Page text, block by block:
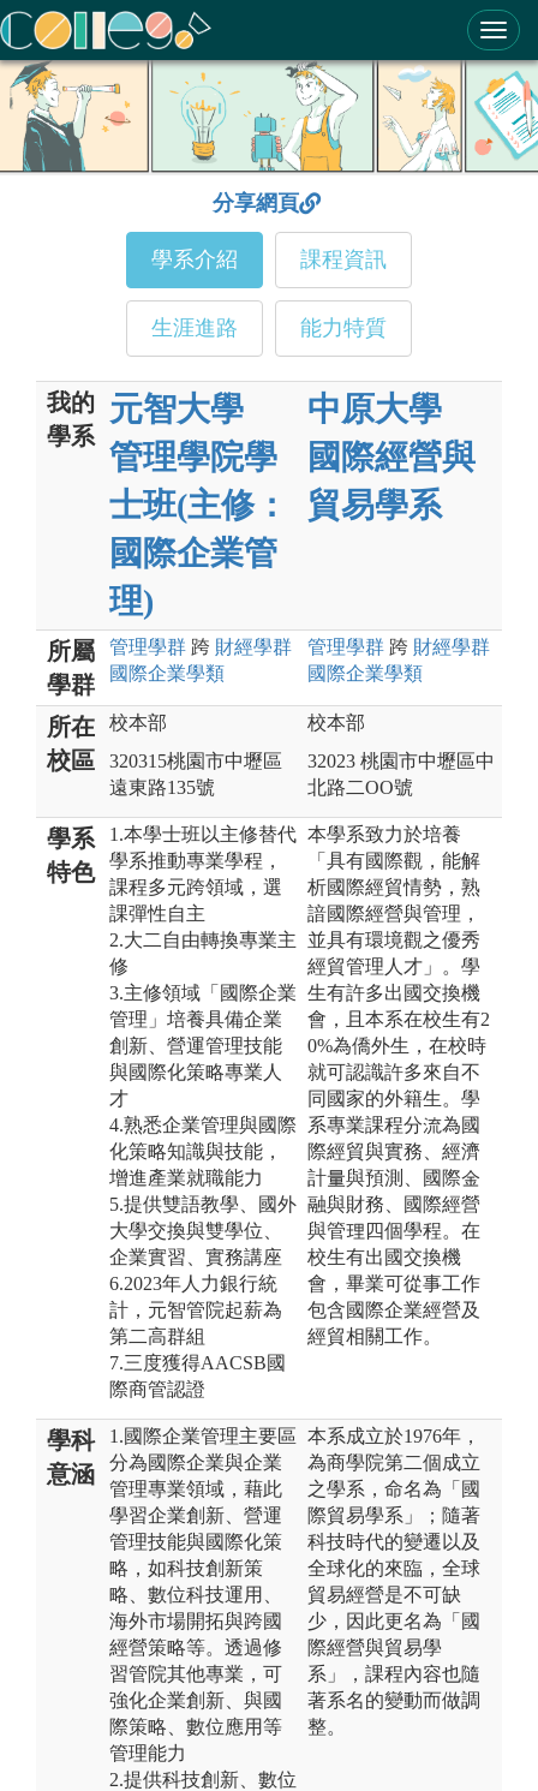
ColleGo! 大學選才與高中育才輔助系統
分享網頁
學系介紹 課程資訊
生涯進路 能力特質
我的
學系
元智大學
管理學院學
士班(主修：
國際企業管
理)
中原大學
國際經營與
貿易學系
所屬
學群
管理學群 跨 財經學群
國際企業學類
管理學群 跨 財經學群
國際企業學類
所在
校區
校本部
320315桃園市中壢區
遠東路135號
校本部
32023 桃園市中壢區中
北路二OO號
學系
特色
1.本學士班以主修替代
學系推動專業學程，
課程多元跨領域，選
課彈性自主
2.大二自由轉換專業主
修
3.主修領域「國際企業
管理」培養具備企業
創新、營運管理技能
與國際化策略專業人
才
4.熟悉企業管理與國際
化策略知識與技能，
增進產業就職能力
5.提供雙語教學、國外
大學交換與雙學位、
企業實習、實務講座
6.2023年人力銀行統
計，元智管院起薪為
第二高群組
7.三度獲得AACSB國
際商管認證
本學系致力於培養
「具有國際觀，能解
析國際經貿情勢，熟
諳國際經營與管理，
並具有環境觀之優秀
經貿管理人才」。學
生有許多出國交換機
會，且本系在校生有2
0%為僑外生，在校時
就可認識許多來自不
同國家的外籍生。學
系專業課程分流為國
際經貿與實務、經濟
計量與預測、國際金
融與財務、國際經營
與管理四個學程。在
校生有出國交換機
會，畢業可從事工作
包含國際企業經營及
經貿相關工作。
學科
意涵
1.國際企業管理主要區
分為國際企業與企業
管理專業領域，藉此
學習企業創新、營運
管理技能與國際化策
略，如科技創新策
略、數位科技運用、
海外市場開拓與跨國
經營策略等。透過修
習管院其他專業，可
強化企業創新、與國
際策略、數位應用等
管理能力
2.提供科技創新、數位
本系成立於1976年，
為商學院第二個成立
之學系，命名為「國
際貿易學系」；隨著
科技時代的變遷以及
全球化的來臨，全球
貿易經營是不可缺
少，因此更名為「國
際經營與貿易學
系」，課程內容也隨
著系名的變動而做調
整。